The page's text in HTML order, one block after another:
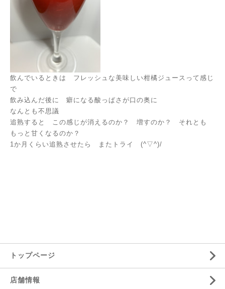
飲んでいるときは フレッシュな美味しい柑橘ジュースって感じ
で
飲み込んだ後に 癖になる酸っぱさが口の奥に
なんとも不思議
追熟すると この感じが消えるのか？ 増すのか？ それとも
もっと甘くなるのか？
1か月くらい追熟させたら またトライ (^▽^)/
トップページ
店舗情報